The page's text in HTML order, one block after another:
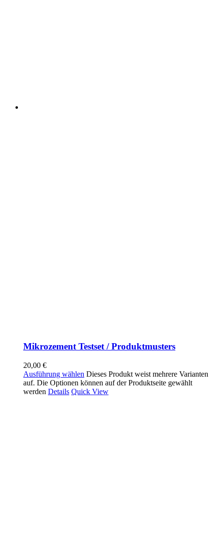
Mikrozement Testset / Produktmusters
20,00 €
Ausführung wählen Dieses Produkt weist mehrere Varianten
auf. Die Optionen können auf der Produktseite gewählt
werden Details Quick View